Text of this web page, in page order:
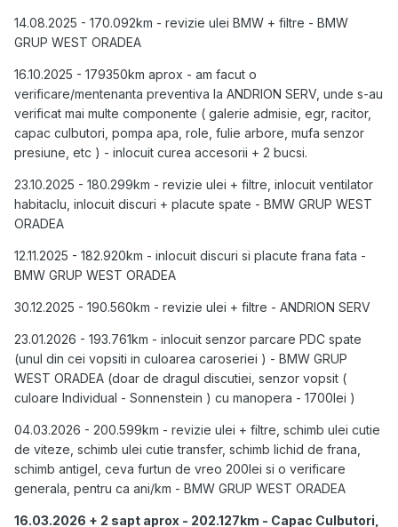
14.08.2025 - 170.092km - revizie ulei BMW + filtre - BMW
GRUP WEST ORADEA
16.10.2025 - 179350km aprox - am facut o
verificare/mentenanta preventiva la ANDRION SERV, unde s-au
verificat mai multe componente ( galerie admisie, egr, racitor,
capac culbutori, pompa apa, role, fulie arbore, mufa senzor
presiune, etc ) - inlocuit curea accesorii + 2 bucsi.
23.10.2025 - 180.299km - revizie ulei + filtre, inlocuit ventilator
habitaclu, inlocuit discuri + placute spate - BMW GRUP WEST
ORADEA
12.11.2025 - 182.920km - inlocuit discuri si placute frana fata -
BMW GRUP WEST ORADEA
30.12.2025 - 190.560km - revizie ulei + filtre - ANDRION SERV
23.01.2026 - 193.761km - inlocuit senzor parcare PDC spate
(unul din cei vopsiti in culoarea caroseriei ) - BMW GRUP
WEST ORADEA (doar de dragul discutiei, senzor vopsit (
culoare Individual - Sonnenstein ) cu manopera - 1700lei )
04.03.2026 - 200.599km - revizie ulei + filtre, schimb ulei cutie
de viteze, schimb ulei cutie transfer, schimb lichid de frana,
schimb antigel, ceva furtun de vreo 200lei si o verificare
generala, pentru ca ani/km - BMW GRUP WEST ORADEA
16.03.2026 + 2 sapt aprox - 202.127km - Capac Culbutori,